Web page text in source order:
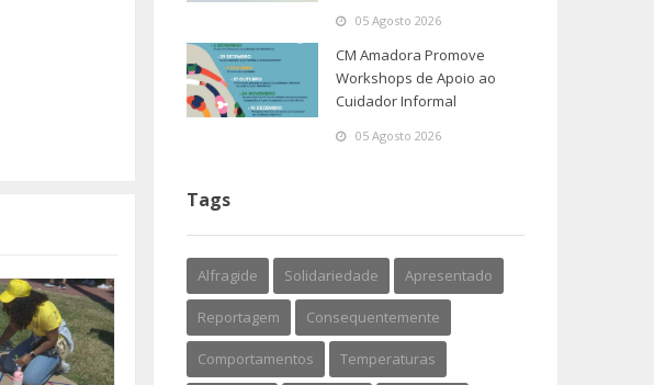
05 Agosto 2026
CM Amadora Promove
Workshops de Apoio ao
Cuidador Informal
05 Agosto 2026
Tags
Alfragide Solidariedade Apresentado
Reportagem Consequentemente
Comportamentos Temperaturas